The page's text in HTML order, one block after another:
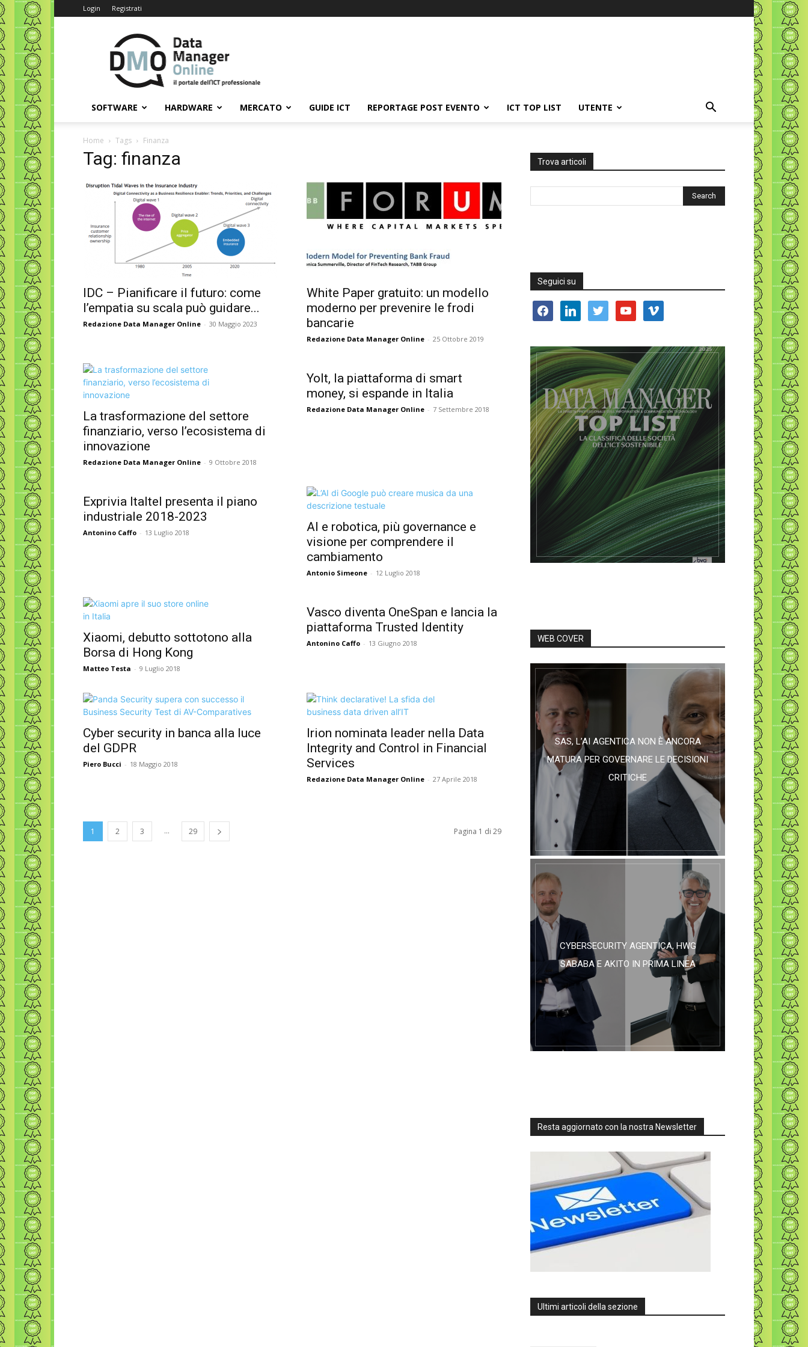
Login Registrati
Data
Manager
Online
SOFTWARE HARDWARE MERCATO GUIDE ICT REPORTAGE POST EVENTO ICT TOP LIST UTENTE
Home Tags Finanza
Tag: finanza
IDC – Pianificare il futuro: come
l’empatia su scala può guidare...
Redazione Data Manager Online - 30 Maggio 2023
White Paper gratuito: un modello
moderno per prevenire le frodi
bancarie
Redazione Data Manager Online - 25 Ottobre 2019
La trasformazione del settore
finanziario, verso l’ecosistema di
innovazione
Redazione Data Manager Online - 9 Ottobre 2018
Yolt, la piattaforma di smart
money, si espande in Italia
Redazione Data Manager Online - 7 Settembre 2018
Exprivia Italtel presenta il piano
industriale 2018-2023
Antonino Caffo - 13 Luglio 2018
AI e robotica, più governance e
visione per comprendere il
cambiamento
Antonio Simeone - 12 Luglio 2018
Xiaomi, debutto sottotono alla
Borsa di Hong Kong
Matteo Testa - 9 Luglio 2018
Vasco diventa OneSpan e lancia la
piattaforma Trusted Identity
Antonino Caffo - 13 Giugno 2018
Cyber security in banca alla luce
del GDPR
Piero Bucci - 18 Maggio 2018
Irion nominata leader nella Data
Integrity and Control in Financial
Services
Redazione Data Manager Online - 27 Aprile 2018
1 2 3 ... 29 Pagina 1 di 29
Trova articoli
Seguici su
facebooklinkedin twitter youtube vimeo
WEB COVER
SAS, L’AI AGENTICA NON È ANCORA
MATURA PER GOVERNARE LE DECISIONI
CRITICHE
CYBERSECURITY AGENTICA, HWG
SABABA E AKITO IN PRIMA LINEA
Resta aggiornato con la nostra Newsletter
Ultimi articoli della sezione